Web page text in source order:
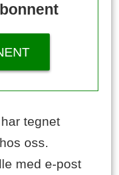
tegnet
oss.
med e-post